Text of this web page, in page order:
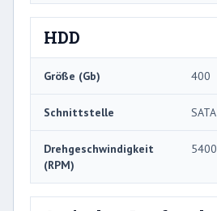
HDD
Größe (Gb) 400
Schnittstelle SATA
Drehgeschwindigkeit
(RPM)
5400